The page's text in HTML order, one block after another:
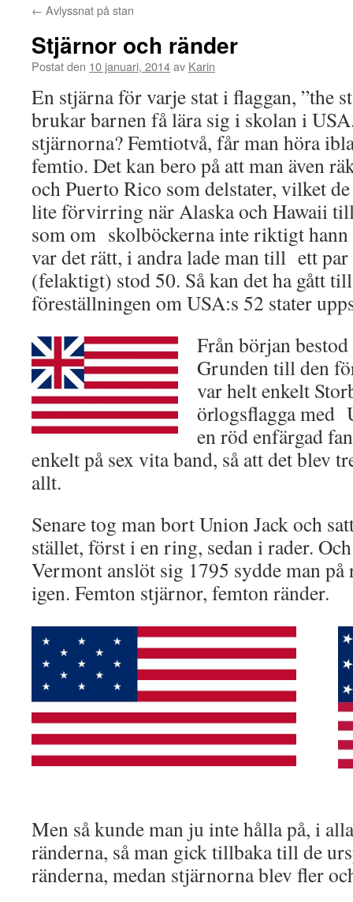
← Avlyssnat på stan
Stjärnor och ränder
Postat den 10 januari, 2014av Karin
En stjärna för varje stat i flaggan, ”the
brukar barnen få lära sig i skolan i
stjärnorna? Femtiotvå, får man höra
femtio. Det kan bero på att man även
och Puerto Rico som delstater, vilket
lite förvirring när Alaska och Hawaii
som om skolböckerna inte riktigt hann
var det rätt, i andra lade man till ett
(felaktigt) stod 50. Så kan det ha gått
föreställningen om USA:s 52 stater
Från början
Grunden till den
var helt enkelt
örlogsflagga med
en röd enfärgad
enkelt på sex vita band, så att det blev
allt.
Senare tog man bort Union Jack och
stället, först i en ring, sedan i rader.
Vermont anslöt sig 1795 sydde man
igen. Femton stjärnor, femton ränder.
Men så kunde man ju inte hålla på, i
ränderna, så man gick tillbaka till de
ränderna, medan stjärnorna blev fler